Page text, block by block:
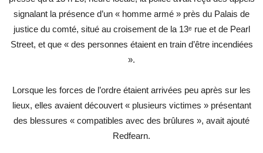
signalant la présence d’un « homme armé » près du Palais de
justice du comté, situé au croisement de la 13ᵉ rue et de Pearl
Street, et que « des personnes étaient en train d’être incendiées
».
Lorsque les forces de l’ordre étaient arrivées peu après sur les
lieux, elles avaient découvert « plusieurs victimes » présentant
des blessures « compatibles avec des brûlures », avait ajouté
Redfearn.